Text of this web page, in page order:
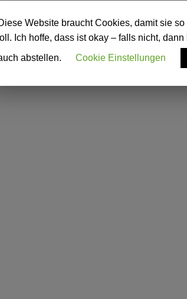
Website braucht Cookies, damit sie
Ich hoffe, dass ist okay – falls nicht,
abstellen.
Cookie Einstellungen